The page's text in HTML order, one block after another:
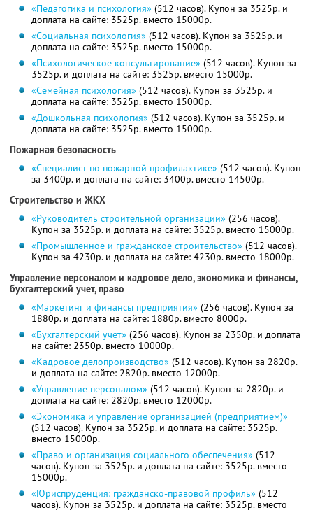
«Педагогика и психология» (512 часов). Купон за 3525р. и
доплата на сайте: 3525р. вместо 15000р.
«Социальная психология» (512 часов). Купон за 3525р. и
доплата на сайте: 3525р. вместо 15000р.
«Психологическое консультирование» (512 часов). Купон за
3525р. и доплата на сайте: 3525р. вместо 15000р.
«Семейная психология» (512 часов). Купон за 3525р. и
доплата на сайте: 3525р. вместо 15000р.
«Дошкольная психология» (512 часов). Купон за 3525р. и
доплата на сайте: 3525р. вместо 15000р.
Пожарная безопасность
«Специалист по пожарной профилактике» (512 часов). Купон
за 3400р. и доплата на сайте: 3400р. вместо 14500р.
Строительство и ЖКХ
«Руководитель строительной организации» (256 часов).
Купон за 3525р. и доплата на сайте: 3525р. вместо 15000р.
«Промышленное и гражданское строительство» (512 часов).
Купон за 4230р. и доплата на сайте: 4230р. вместо 18000р.
Управление персоналом и кадровое дело, экономика и финансы,
бухгалтерский учет, право
«Маркетинг и финансы предприятия» (256 часов). Купон за
1880р. и доплата на сайте: 1880р. вместо 8000р.
«Бухгалтерский учет» (256 часов). Купон за 2350р. и доплата
на сайте: 2350р. вместо 10000р.
«Кадровое делопроизводство» (512 часов). Купон за 2820р.
и доплата на сайте: 2820р. вместо 12000р.
«Управление персоналом» (512 часов). Купон за 2820р. и
доплата на сайте: 2820р. вместо 12000р.
«Экономика и управление организацией (предприятием)»
(512 часов). Купон за 3525р. и доплата на сайте: 3525р.
вместо 15000р.
«Право и организация социального обеспечения» (512
часов). Купон за 3525р. и доплата на сайте: 3525р. вместо
15000р.
«Юриспруденция: гражданско-правовой профиль» (512
часов). Купон за 3525р. и доплата на сайте: 3525р. вместо